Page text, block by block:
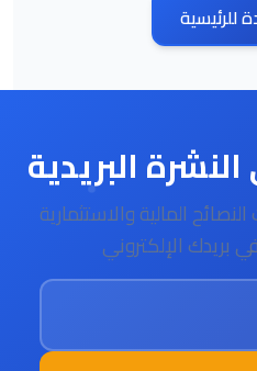
للرئيسية
البريدية
المالية والاستثمارية
بريدك الإلكتروني